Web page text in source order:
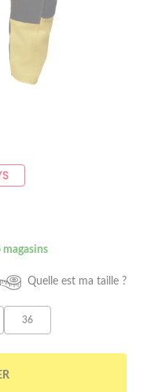
magasins
Quelle est ma taille ?
36